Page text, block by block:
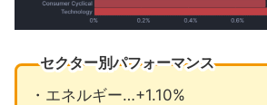
セクター別パフォーマンス
・エネルギー…+1.10%